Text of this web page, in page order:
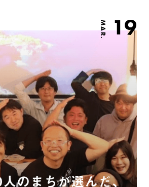
MAR. 19
のまちが選んだ、